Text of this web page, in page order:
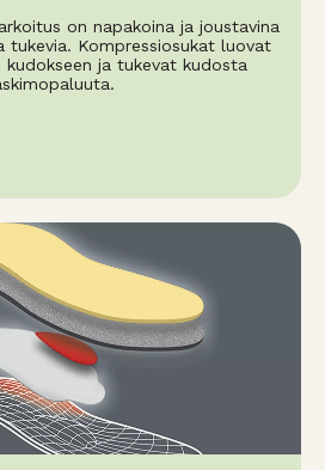
on napakoina ja joustavina
tukevia. Kompressiosukat luovat
kudokseen ja tukevat kudosta